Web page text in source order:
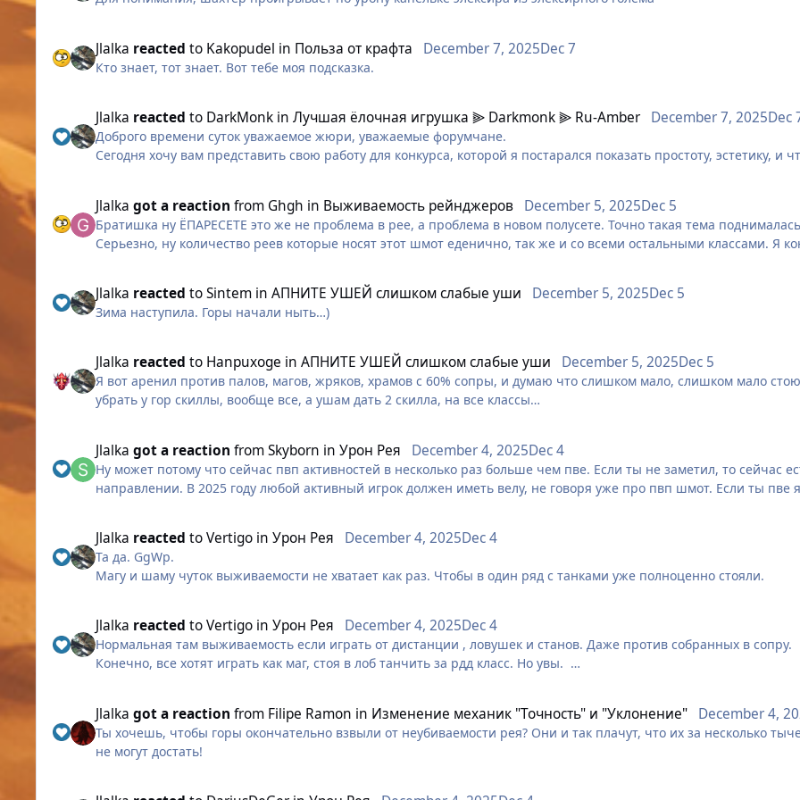
Я не прошу сделать класс танком, а лишь уравнять шансы и дать классу инструменты, адекватные текущей мете.
Варианты на выбор разработчиков:
Добавить недостающую механику: Дать Охотнику аналог Эскейпа (прыжок) и добавить пассивный отхил при
Переработать механику уклонения: Либо убрать тотальное срезание уклонения другими классами, либо
Играть классом, который умирает с одной ротации, не имеет хила и не может даже дотянуться до врага из-за
ошибка балансировки.
Jlalka reacted to Kakopudel in Польза от крафта December 7, 2025Dec 7
Кто знает, тот знает. Вот тебе моя подсказка.
Jlalka reacted to DarkMonk inЛучшая ёлочная игрушка ⫸ Darkmonk ⫸ Ru-Amber December 7, 2025Dec
Доброго времени суток уважаемое жюри, уважаемые форумчане.
Сегодня хочу вам представить свою работу для конкурса, которой я постарался показать простоту, эстетику,
Перед вами ёлочная игрушка выполненная с дерева, с логотипом нашей любимой игры, и которой можно
рукодельная работа - я оставлю на рассуждение жюри. Да, игрушка выгравирована и вырезана на станке
• создание концепции
• интеграция логотипа игры в общую структуру...
И многие другие мелочи - это всё прошло через мои руки
Так вот, пользуясь моментом, хочу всех поздравить с грядущими Новогодними Праздниками!
И пожелать побольше тепла, света и домашнего уюта. В эти зимние дни - это очень пригодится.
Jlalka got a reaction from Ghgh in Выживаемость рейнджеров December 5, 2025Dec 5
Братишка ну ЁПАРЕСЕТЕ это же не проблема в рее, а проблема в новом полусете. Точно такая тема
Серьезно, ну количество реев которые носят этот шмот еденично, так же и со всеми остальными классами. Я
Пускай горские персы тоже одевают эти имбовые шмотки и они точно так же будут имбовать, но каждый перс
Jlalka reacted toSintem inАПНИТЕ УШЕЙ слишком слабые уши December 5, 2025Dec 5
Зима наступила. Горы начали ныть…)
Jlalka reacted to Hanpuxoge inАПНИТЕ УШЕЙ слишком слабые уши December 5, 2025Dec 5
Я вот аренил против палов, магов, жряков, храмов с 60% сопры, и думаю что слишком мало, слишком мало
убрать у гор скиллы, вообще все, а ушам дать 2 скилла, на все классы
Ибо судя по тому что я вижу, так будет куда проще убить гор, чем так, как делают сейчас постепенно:)))
ещё раз пожалуйста апните ушей именно так как я озвучил это выше, чтобы многие поняли к чему катиться
P.S. апните ушей пожалуйста:)))
Jlalka got a reaction fromSkyborn inУрон Рея December 4, 2025Dec 4
Ну может потому что сейчас пвп активностей в несколько раз больше чем пве. Если ты не заметил, то сейчас
направлении. В 2025 году любой активный игрок должен иметь велу, не говоря уже про пвп шмот. Если ты
вождя, у которого ВПРИНЦИПЕ проблемы со ближением с любым рдд персонажем, то должен учиться играть за
Jlalka reacted toVertigo inУрон Рея December 4, 2025Dec 4
Та да. GgWp.
Магу и шаму чуток выживаемости не хватает как раз. Чтобы в один ряд с танками уже полноценно стояли.
Jlalka reacted toVertigo inУрон Рея December 4, 2025Dec 4
Нормальная там выживаемость если играть от дистанции , ловушек и станов. Даже против собранных в сопру.
Конечно, все хотят играть как маг, стоя в лоб танчить за рдд класс. Но увы.
А вообще против иска Ханту выживаемость в принципе не нужна. Хант его лопает в 80% случаев еще на
Jlalka got a reaction from Filipe Ramon in Изменение механик "Точность" и "Уклонение" December 4,
Ты хочешь, чтобы горы окончательно взвыли от неубиваемости рея? Они и так плачут, что их за несколько
не могут достать!